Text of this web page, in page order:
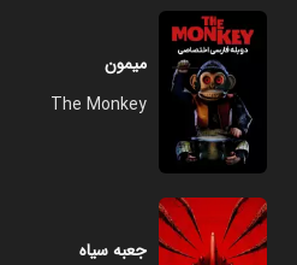
میمون
The Monkey
جعبه سیاه